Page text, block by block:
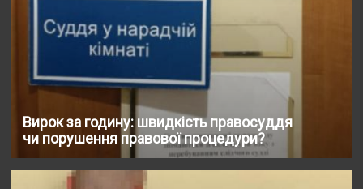
Вирок за годину: швидкість правосуддя
чи порушення правової процедури?